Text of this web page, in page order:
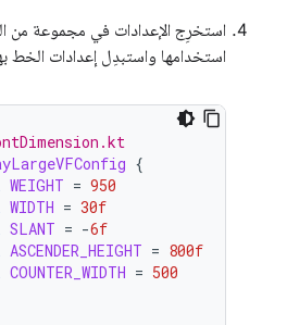
استخرِج الإعدادات في مجموعة من
استخدامها واستبدِل إعدادات الخط
{
WEIGHT = 950
WIDTH = 30f
SLANT = -6f
ASCENDER_HEIGHT = 800f
COUNTER_WIDTH = 500